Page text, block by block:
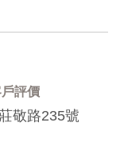
評價
敬路235號